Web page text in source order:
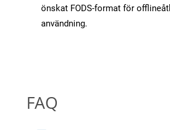
önskat FODS-format för
användning.
FAQ